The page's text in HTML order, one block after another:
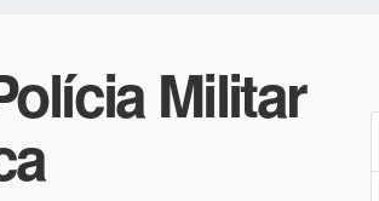
Militar